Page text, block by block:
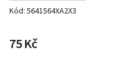
Kód: 5641564XA2X3
75 Kč